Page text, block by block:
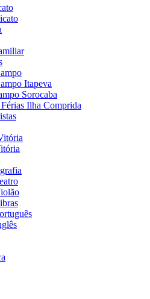
Itapeva
Sorocaba
Ilha Comprida